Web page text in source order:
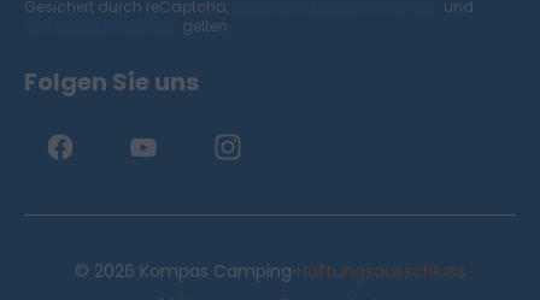
Gesichert durch reCaptcha,
und
gelten.
Folgen Sie uns
© 2026 Kompas Camping·Haftungsausschluss